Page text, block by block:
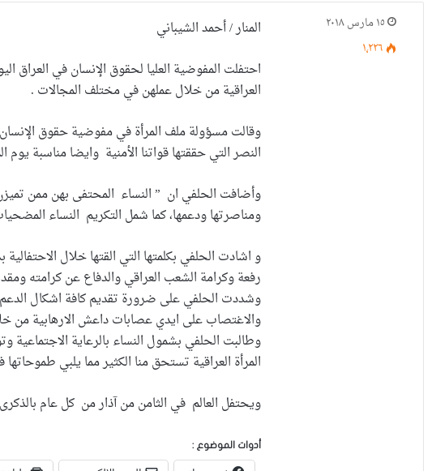
المنار / أحمد الشيباني
العراقية من خلال عملهن في مختلف المجالات .
وقالت مسؤولة ملف المرأة في مفوضية حقوق
النصر التي حققتها قواتنا الأمنية وايضا مناسبة
وأضافت الحلفي ان ” النساء المحتفى بهن ممن
ومناصرتها ودعمها، كما شمل التكريم النساء
و اشادت الحلفي بكلمتها التي القتها خلال
رفعة وكرامة الشعب العراقي والدفاع عن كرامته
وشددت الحلفي على ضرورة تقديم كافة اشكال الدعم
والاغتصاب على ايدي عصابات داعش الارهابية من
وطالبت الحلفي بشمول النساء بالرعاية
المرأة العراقية تستحق منا الكثير مما يلبي
ويحتفل العالم في الثامن من آذار من كل عام بالذكرى
أدوات الموضوع :
١٥ مارس ٢٠١٨
١٬٢٢٦